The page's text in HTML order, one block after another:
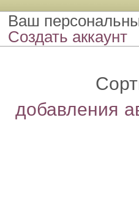
Ваш
Создать аккаунт
добавления